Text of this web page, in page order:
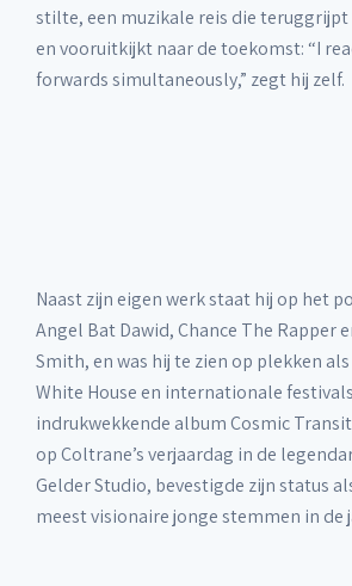
stilte, een muzikale reis die
en vooruitkijkt naar de toekomst: “I
forwards simultaneously,” zegt hij zelf.
Naast zijn eigen werk staat hij op het
Angel Bat Dawid, Chance The Rapper
Smith, en was hij te zien op plekken als
White House en internationale
indrukwekkende album Cosmic
op Coltrane’s verjaardag in de
Gelder Studio, bevestigde zijn status
meest visionaire jonge stemmen in de